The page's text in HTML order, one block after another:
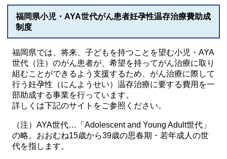
福岡県小児・AYA世代がん患者妊孕性温存治療費助成
制度
福岡県では、将来、子どもを持つことを望む小児・AYA
世代（注）のがん患者が、希望を持ってがん治療に取り
組むことができるよう支援するため、がん治療に際して
行う妊孕性（にんようせい）温存治療に要する費用を一
部助成する事業を行っています。
詳しくは下記のサイトをご参照ください。
（注）AYA世代…「Adolescent and Young Adult世代」
の略。おおむね15歳から39歳の思春期・若年成人の世
代を指します。